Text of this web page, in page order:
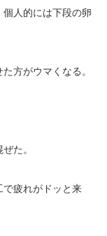
人的には下段の卵
方がウマくなる。
た。
で疲れがドッと来